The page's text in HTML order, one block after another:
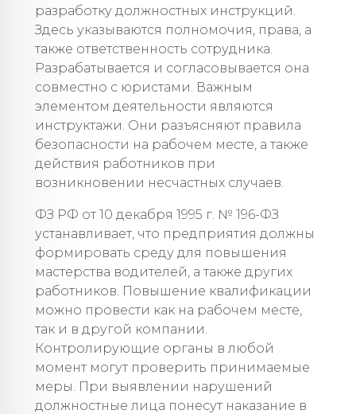
разработку должностных инструкций.
Здесь указываются полномочия, права, а
также ответственность сотрудника.
Разрабатывается и согласовывается она
совместно с юристами. Важным
элементом деятельности являются
инструктажи. Они разъясняют правила
безопасности на рабочем месте, а также
действия работников при
возникновении несчастных случаев.
ФЗ РФ от 10 декабря 1995 г. № 196-ФЗ
устанавливает, что предприятия должны
формировать среду для повышения
мастерства водителей, а также других
работников. Повышение квалификации
можно провести как на рабочем месте,
так и в другой компании.
Контролирующие органы в любой
момент могут проверить принимаемые
меры. При выявлении нарушений
должностные лица понесут наказание в